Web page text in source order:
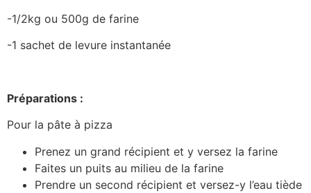
-1/2kg ou 500g de farine
-1 sachet de levure instantanée
Préparations :
Pour la pâte à pizza
Prenez un grand récipient et y versez la farine
Faites un puits au milieu de la farine
Prendre un second récipient et versez-y l’eau tiède